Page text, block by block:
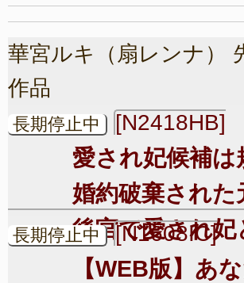
華宮ルキ（扇レンナ）
作品
長期停止中 [N2418HB]
愛され妃候補は
婚約破棄された
後宮で愛され妃
長期停止中 [N1608IC]
【WEB版】あ